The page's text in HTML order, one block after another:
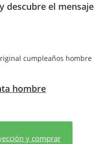
descubre el mensaje
hombre
y comprar